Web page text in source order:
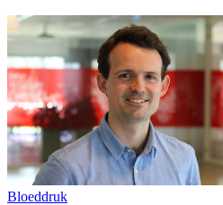
Bloeddruk